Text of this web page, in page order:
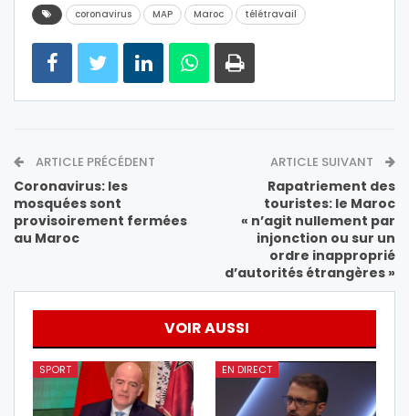
coronavirus MAP Maroc télétravail
ARTICLE PRÉCÉDENT
Coronavirus: les
mosquées sont
provisoirement fermées
au Maroc
ARTICLE SUIVANT
Rapatriement des
touristes: le Maroc
« n’agit nullement par
injonction ou sur un
ordre inapproprié
d’autorités étrangères »
VOIR AUSSI
SPORT EN DIRECT